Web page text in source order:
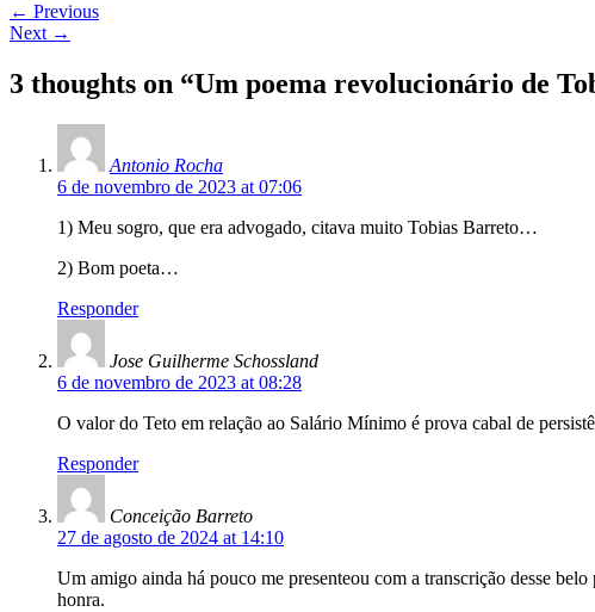
← Previous
Next →
3 thoughts on “Um poema revolucionário de
Antonio Rocha
6 de novembro de 2023 at 07:06
1) Meu sogro, que era advogado, citava muito Tobias Barreto…
2) Bom poeta…
Responder
Jose Guilherme Schossland
6 de novembro de 2023 at 08:28
O valor do Teto em relação ao Salário Mínimo é prova cabal de
Responder
Conceição Barreto
27 de agosto de 2024 at 14:10
Um amigo ainda há pouco me presenteou com a transcrição desse
honra.